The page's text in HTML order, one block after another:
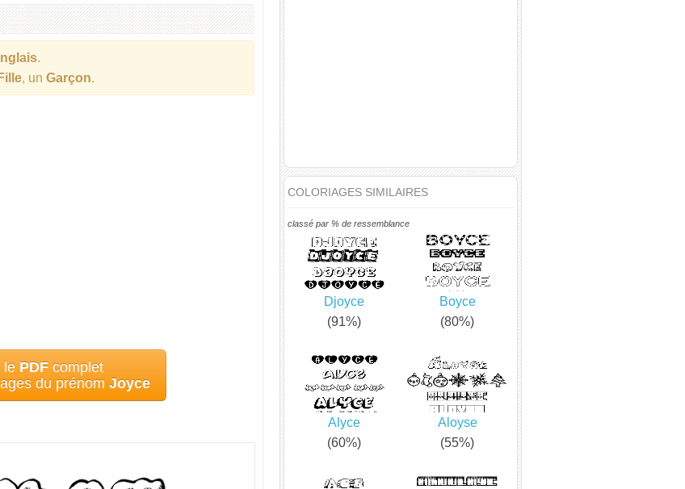
.
Fille, un Garçon.
le PDF complet
du prénom Joyce
COLORIAGES SIMILAIRES
classé par % de ressemblance
Djoyce
(91%)
Boyce
(80%)
Alyce
(60%)
Aloyse
(55%)